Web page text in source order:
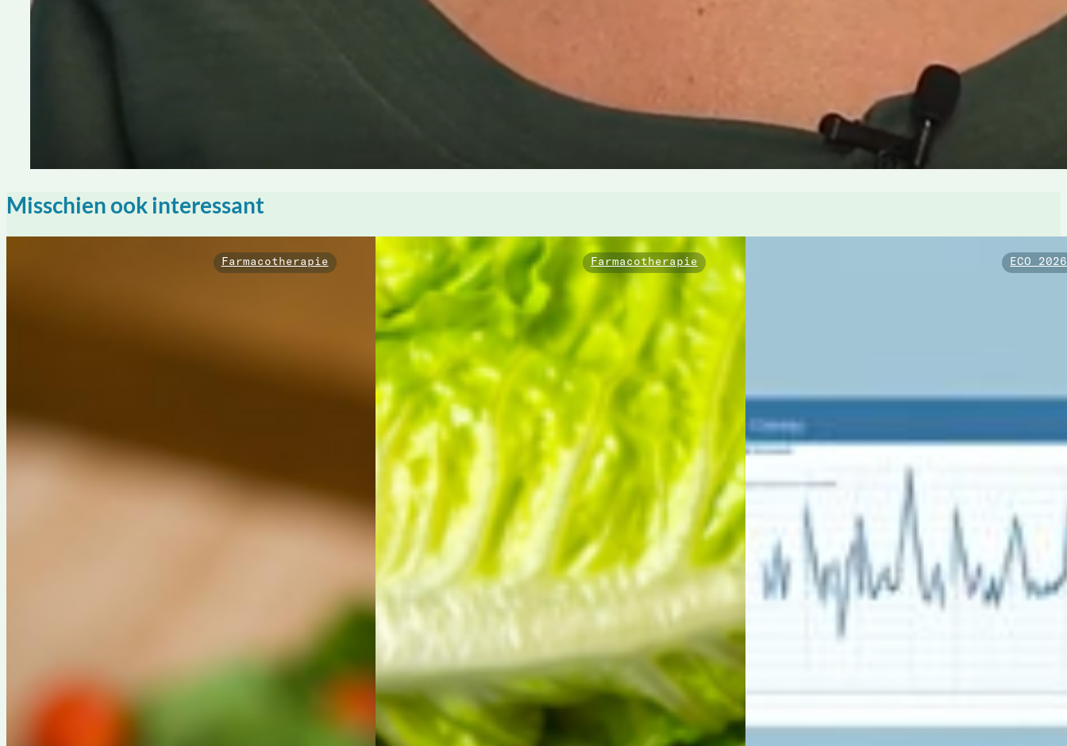
Misschien ook interessant
Farmacotherapie Farmacotherapie ECO 2026